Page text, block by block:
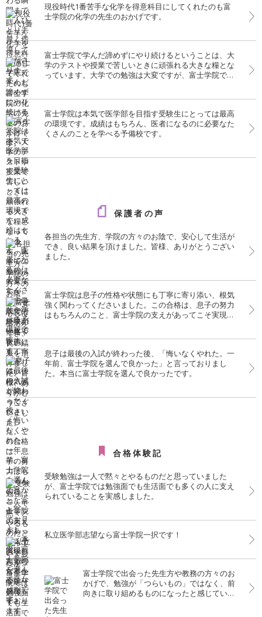
現役時代1番苦手な化学を得意科目にしてくれたのも富
士学院の化学の先生のおかげです。
富士学院で学んだ諦めずにやり続けるということは、大
学のテストや授業で苦しいときに頑張れる大きな糧とな
っています。大学での勉強は大変ですが、富士学院での
富士学院は本気で医学部を目指す受験生にとっては最高
の環境です。成績はもちろん、医者になるのに必要なた
くさんのことを学べる予備校です。
保護者の声
各担当の先生方、学院の方々のお陰で、安心して生活が
でき、良い結果を頂けました。皆様、ありがとうござい
ました。
富士学院は息子の性格や状態にも丁寧に寄り添い、根気
強く関わってくださいました。この合格は、息子の努力
はもちろんのこと、富士学院の支えがあってこそ実現し
息子は最後の入試が終わった後、「悔いなくやれた。一
年前、富士学院を選んで良かった」と言っておりまし
た。本当に富士学院を選んで良かったです。
合格体験記
受験勉強は一人で黙々とやるものだと思っていました
が、富士学院では勉強面でも生活面でも多くの人に支え
られていることを実感しました。
私立医学部志望なら富士学院一択です！
富士学院で出会った先生方や教務の方々のお
かげで、勉強が「つらいもの」ではなく、前
向きに取り組めるものになったと感じていま